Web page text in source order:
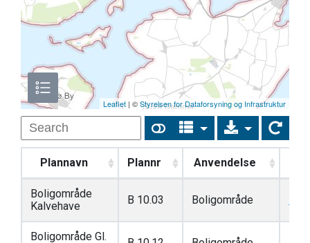
Leaflet | ©Styrelsen for Dataforsyning og Infrastruktur
Plannavn Plannr Anvendelse
Boligområde
Kalvehave
B 10.03 Boligområde
Boligområde Gl.